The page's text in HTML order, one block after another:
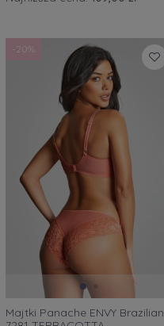
Majtki Panache ENVY Brazilian
-20%